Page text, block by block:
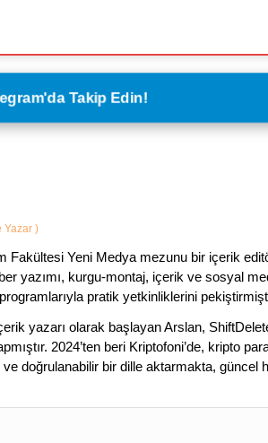
Takip Edin!
Yazar )
Fakültesi Yeni Medya mezunu bir içerik
yazımı, kurgu-montaj, içerik ve sosyal
pratik yetkinliklerini
yazarı olarak başlayan Arslan,
2024’ten beri Kriptofoni’de, kripto
doğrulanabilir bir dille aktarmakta, güncel